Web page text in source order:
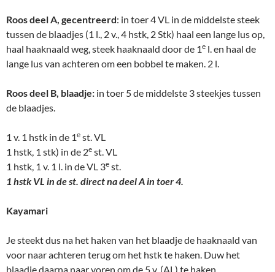
Roos deel A, gecentreerd: in toer 4 VL in de middelste steek
tussen de blaadjes (1 l., 2 v., 4 hstk, 2 Stk) haal een lange lus op,
haal haaknaald weg, steek haaknaald door de 1e l. en haal de
lange lus van achteren om een bobbel te maken. 2 l.
Roos deel B, blaadje: in toer 5 de middelste 3 steekjes tussen
de blaadjes.
1 v. 1 hstk in de 1e st. VL
1 hstk, 1 stk) in de 2e st. VL
1 hstk, 1 v. 1 l. in de VL 3e st.
1 hstk VL in de st. direct na deel A in toer 4.
Kayamari
Je steekt dus na het haken van het blaadje de haaknaald van
voor naar achteren terug om het hstk te haken. Duw het
blaadje daarna naar voren om de 5 v. (AL) te haken.